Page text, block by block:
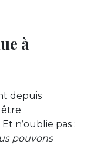
à
depuis
n’oublie pas :
pouvons